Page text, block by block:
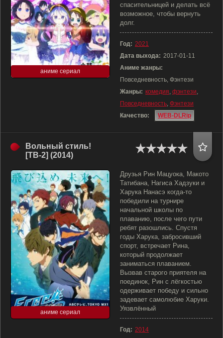
аниме сериал
спасительницей и делать всё
возможное, чтобы вернуть
долг.
Год: 2021
Дата выхода: 2017-01-11
Аниме жанры:
Повседневность, Фэнтези
Жанры: комедия, фэнтези,
Повседневность, Фэнтези
Качество:
WEB-DLRip
Вольный стиль!
[ТВ-2] (2014)
аниме сериал
Друзья Рин Мацуока, Макото
Татибана, Нагиса Хадзуки и
Харука Нанасэ когда-то
победили на турнире
начальной школы по
плаванию, после чего пути
ребят разошлись. Спустя
годы Харука, забросивший
спорт, встречает Рина,
который продолжает
заниматься плаванием.
Вызвав старого приятеля на
поединок, Рин с лёгкостью
одерживает победу и сильно
задевает самолюбие Харуки.
Уязвлённый
Год: 2014